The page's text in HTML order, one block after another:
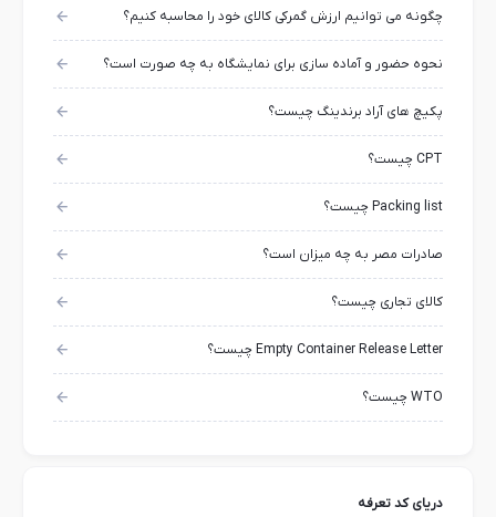
چگونه می توانیم ارزش گمرکی کالای خود را محاسبه کنیم؟
نحوه حضور و آماده سازی برای نمایشگاه به چه صورت است؟
پکیچ های آراد برندینگ چیست؟
CPT چیست؟
Packing list چیست؟
صادرات مصر به چه میزان است؟
کالای تجاری چیست؟
Empty Container Release Letter چیست؟
WTO چیست؟
دریای کد تعرفه